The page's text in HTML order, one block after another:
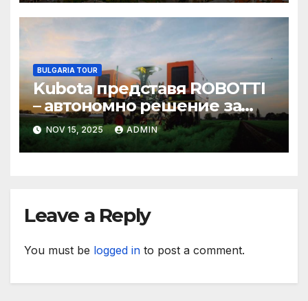
изплащането на
българската си пенсия
BULGARIA TOUR
Kubota представя ROBOTTI
– автономно решение за
ефективно
зеленчукопроизводство и
редови култури
NOV 15, 2025 ADMIN
Leave a Reply
You must be logged in to post a comment.